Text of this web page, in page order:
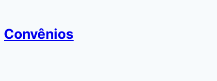
Convênios